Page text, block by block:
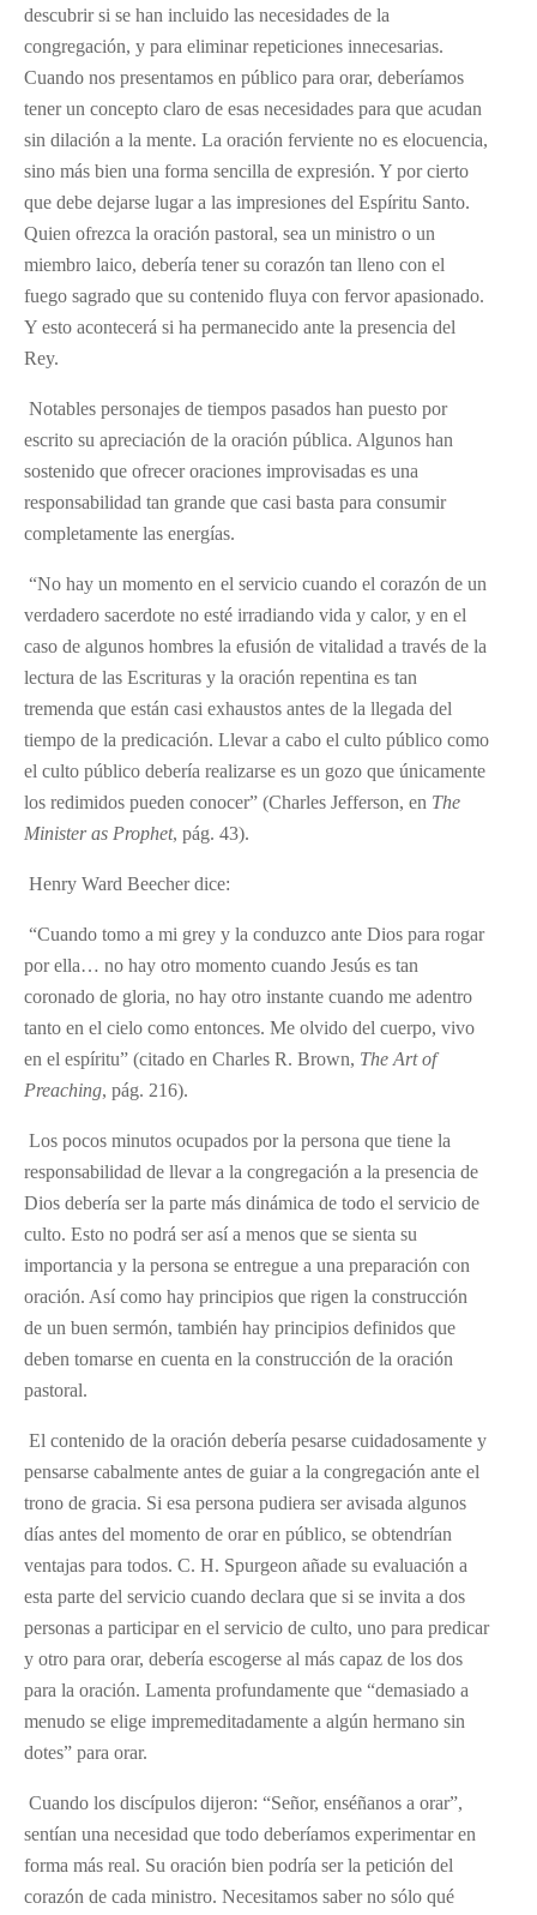
descubrir si se han incluido las necesidades de la
congregación, y para eliminar repeticiones innecesarias.
Cuando nos presentamos en público para orar, deberíamos
tener un concepto claro de esas necesidades para que acudan
sin dilación a la mente. La oración ferviente no es elocuencia,
sino más bien una forma sencilla de expresión. Y por cierto
que debe dejarse lugar a las impresiones del Espíritu Santo.
Quien ofrezca la oración pastoral, sea un ministro o un
miembro laico, debería tener su corazón tan lleno con el
fuego sagrado que su contenido fluya con fervor apasionado.
Y esto acontecerá si ha permanecido ante la presencia del
Rey.
Notables personajes de tiempos pasados han puesto por
escrito su apreciación de la oración pública. Algunos han
sostenido que ofrecer oraciones improvisadas es una
responsabilidad tan grande que casi basta para consumir
completamente las energías.
“No hay un momento en el servicio cuando el corazón de un
verdadero sacerdote no esté irradiando vida y calor, y en el
caso de algunos hombres la efusión de vitalidad a través de la
lectura de las Escrituras y la oración repentina es tan
tremenda que están casi exhaustos antes de la llegada del
tiempo de la predicación. Llevar a cabo el culto público como
el culto público debería realizarse es un gozo que únicamente
los redimidos pueden conocer” (Charles Jefferson, en The
Minister as Prophet, pág. 43).
Henry Ward Beecher dice:
“Cuando tomo a mi grey y la conduzco ante Dios para rogar
por ella… no hay otro momento cuando Jesús es tan
coronado de gloria, no hay otro instante cuando me adentro
tanto en el cielo como entonces. Me olvido del cuerpo, vivo
en el espíritu” (citado en Charles R. Brown, The Art of
Preaching, pág. 216).
Los pocos minutos ocupados por la persona que tiene la
responsabilidad de llevar a la congregación a la presencia de
Dios debería ser la parte más dinámica de todo el servicio de
culto. Esto no podrá ser así a menos que se sienta su
importancia y la persona se entregue a una preparación con
oración. Así como hay principios que rigen la construcción
de un buen sermón, también hay principios definidos que
deben tomarse en cuenta en la construcción de la oración
pastoral.
El contenido de la oración debería pesarse cuidadosamente y
pensarse cabalmente antes de guiar a la congregación ante el
trono de gracia. Si esa persona pudiera ser avisada algunos
días antes del momento de orar en público, se obtendrían
ventajas para todos. C. H. Spurgeon añade su evaluación a
esta parte del servicio cuando declara que si se invita a dos
personas a participar en el servicio de culto, uno para predicar
y otro para orar, debería escogerse al más capaz de los dos
para la oración. Lamenta profundamente que “demasiado a
menudo se elige impremeditadamente a algún hermano sin
dotes” para orar.
Cuando los discípulos dijeron: “Señor, enséñanos a orar”,
sentían una necesidad que todo deberíamos experimentar en
forma más real. Su oración bien podría ser la petición del
corazón de cada ministro. Necesitamos saber no sólo qué